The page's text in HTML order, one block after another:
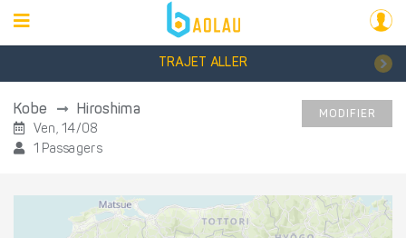
TRAJET ALLER
Kobe Hiroshima
Ven, 14/08
1 Passagers
MODIFIER